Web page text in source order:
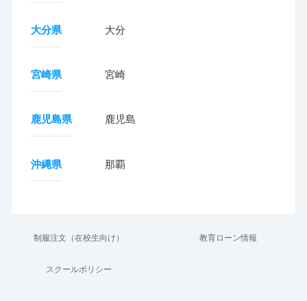
大分県 大分
宮崎県 宮崎
鹿児島県 鹿児島
沖縄県 那覇
制服注文（在校生向け） 教育ローン情報
スクールポリシー